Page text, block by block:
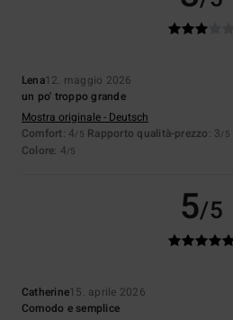
Lena12. maggio 2026
un po' troppo grande
Mostra originale - Deutsch
Comfort: 4/5 Rapporto qualità-prezzo: 3/5
Colore: 4/5
5/5
Catherine15. aprile 2026
Comodo e semplice